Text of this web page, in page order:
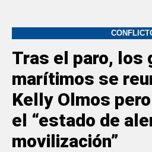
Tras el paro, los
marítimos se
Kelly Olmos
el “estado de
movilización”